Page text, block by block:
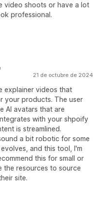
video shoots or have a lot
professional.
21 de octubre de 2024
explainer videos that
your products. The user
AI avatars that are
with your shpoify
is streamlined.
a bit robotic for some
and this tool, I'm
this for small or
the resources to source
site.